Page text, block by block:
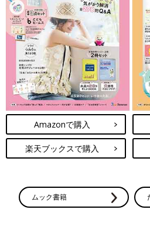
Amazonで購入
楽天ブックスで購入
ムック書籍